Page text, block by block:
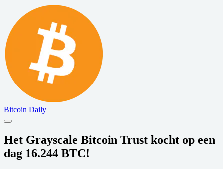
Bitcoin Daily
Het Grayscale Bitcoin Trust kocht op een
dag 16.244 BTC!